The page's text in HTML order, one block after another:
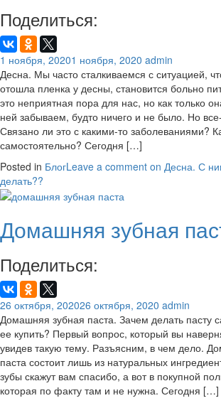
Поделиться:
1 ноября, 20201 ноября, 2020 admin
Десна. Мы часто сталкиваемся с ситуацией,
отошла пленка у десны, становится больно
это неприятная пора для нас, но как только
ней забываем, будто ничего и не было. Но
Связано ли это с какими-то заболеваниями?
самостоятельно? Сегодня […]
Posted in БлогLeave a comment on Десна. С
делать??
Домашняя зубная
Поделиться:
26 октября, 202026 октября, 2020 admin
Домашняя зубная паста. Зачем делать пасту
ее купить? Первый вопрос, который вы
увидев такую тему. Разъясним, в чем дело.
паста состоит лишь из натуральных
зубы скажут вам спасибо, а вот в покупной
которая по факту там и не нужна. Сегодня […]